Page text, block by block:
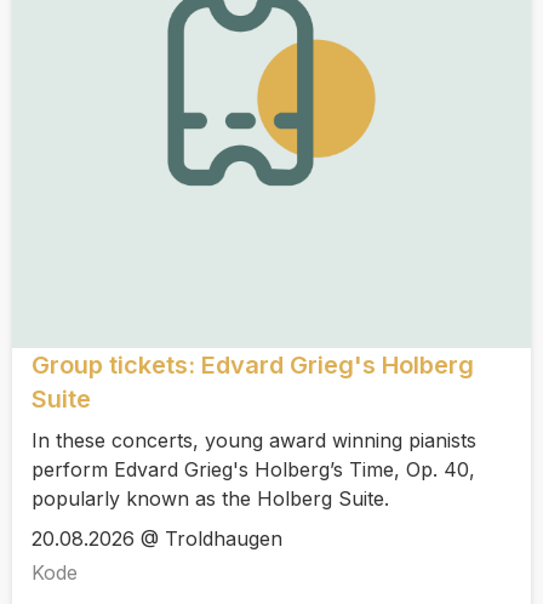
Group tickets: Edvard Grieg's Holberg
Suite
In these concerts, young award winning pianists
perform Edvard Grieg's Holberg’s Time, Op. 40,
popularly known as the Holberg Suite.
20.08.2026 @ Troldhaugen
Kode